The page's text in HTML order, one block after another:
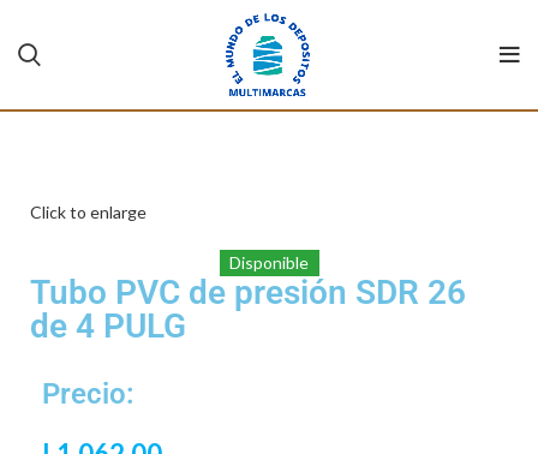
Click to enlarge
Disponible
Tubo PVC de presión SDR 26
de 4 PULG
Precio: